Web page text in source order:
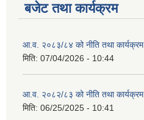
बजेट तथा कार्यक्रम
आ.व. २०८३/८४ को नीति तथा कार्यक्रम
मिति: 07/04/2026 - 10:44
आ.व. २०८२/८३ को नीति तथा कार्यक्रम
मिति: 06/25/2025 - 10:41